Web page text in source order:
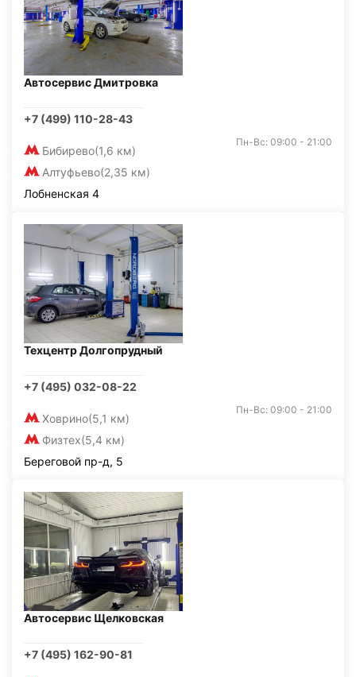
Автосервис Дмитровка
+7 (499) 110-28-43
Бибирево(1,6 км)
Алтуфьево(2,35 км)
Пн-Вс: 09:00 - 21:00
Лобненская 4
Техцентр Долгопрудный
+7 (495) 032-08-22
Ховрино(5,1 км)
Физтех(5,4 км)
Пн-Вс: 09:00 - 21:00
Береговой пр-д, 5
Автосервис Щелковская
+7 (495) 162-90-81